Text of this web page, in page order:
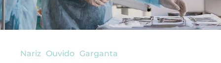
Nariz Ouvido Garganta